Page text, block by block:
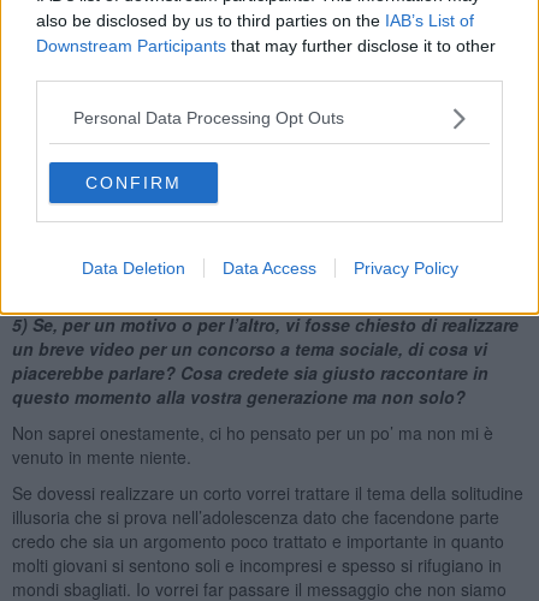
also be disclosed by us to third parties on the IAB’s List of
Downstream Participants that may further disclose it to other
Personal Data Processing Opt Outs
CONFIRM
Data Deletion Data Access Privacy Policy
In terza abbiamo fatto il progetto Giona contro le dipendenze,
insieme ad alcuni miei compagni muniti di telefono e videocamera
abbiamo fatto le riprese. Penso sia stato uno dei miei progetti
preferiti.
Io sto girando un cortometraggio se così lo possiamo definire, però
il mio è basato su una canzone, quindi diciamo più un video
musicale, però è un’esperienza che per me almeno è sempre un
piacere fare, perché mi piace veramente tanto montare i video,
mettere la musica nei punti giusti e cambiare ogni volta stile e
realtà siamo noi stessi, le persone, con tutte le nostre storie ed
5) Se, per un motivo o per l’altro, vi fosse chiesto di realizzare
un breve video per un concorso a tema sociale, di cosa vi
piacerebbe parlare? Cosa credete sia giusto raccontare in
questo momento alla vostra generazione ma non solo?
Non saprei onestamente, ci ho pensato per un po’ ma non mi è
venuto in mente niente.
Se dovessi realizzare un corto vorrei trattare il tema della solitudine
illusoria che si prova nell’adolescenza dato che facendone parte
credo che sia un argomento poco trattato e importante in quanto
molti giovani si sentono soli e incompresi e spesso si rifugiano in
mondi sbagliati. Io vorrei far passare il messaggio che non siamo